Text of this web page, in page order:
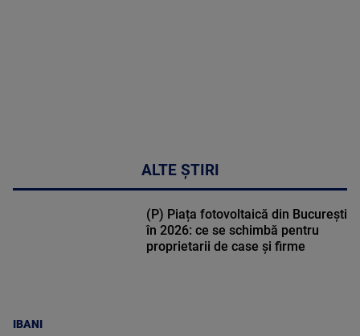
ALTE ȘTIRI
IBANI
(P) Piața fotovoltaică din București
în 2026: ce se schimbă pentru
proprietarii de case și firme